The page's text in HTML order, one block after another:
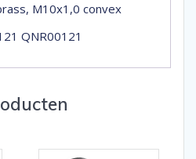
M10x1,0 convex
QNR00121